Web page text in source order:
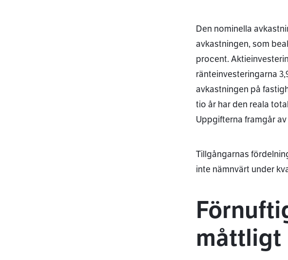
Den nominella
avkastningen, som
procent.
ränteinvesteringarna
avkastningen på
tio år har den reala
Uppgifterna framgår
Tillgångarnas
inte nämnvärt under
måttligt